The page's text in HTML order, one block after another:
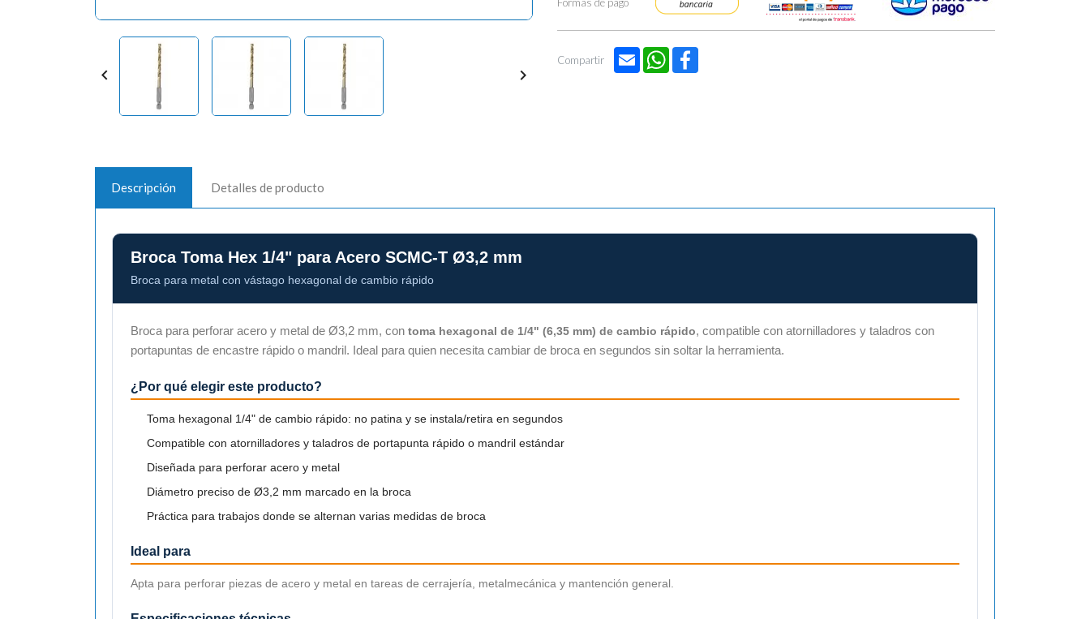
 
Compartir Email WhatsApp
Descripción Detalles de producto
Broca Toma Hex 1/4" para Acero SCMC-T Ø3,2 mm
Broca para metal con vástago hexagonal de cambio rápido
Broca para perforar acero y metal de Ø3,2 mm, con toma hexagonal de 1/4" (6,35 mm) de cambio rápido, compatible con atornilladores y taladros con
portapuntas de encastre rápido o mandril. Ideal para quien necesita cambiar de broca en segundos sin soltar la herramienta.
¿Por qué elegir este producto?
Toma hexagonal 1/4" de cambio rápido: no patina y se instala/retira en segundos
Compatible con atornilladores y taladros de portapunta rápido o mandril estándar
Diseñada para perforar acero y metal
Diámetro preciso de Ø3,2 mm marcado en la broca
Práctica para trabajos donde se alternan varias medidas de broca
Ideal para
Apta para perforar piezas de acero y metal en tareas de cerrajería, metalmecánica y mantención general.